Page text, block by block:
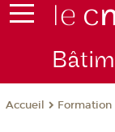
Bâtim
Accueil Formation